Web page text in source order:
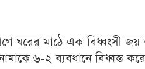
মাঠে এক বিধ্বংসী জয়
৬-২ ব্যবধানে বিধ্বস্ত